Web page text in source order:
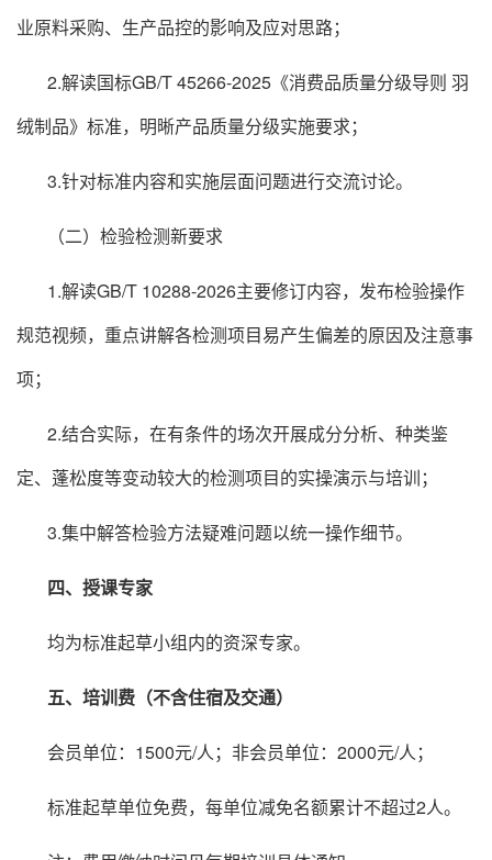
业原料采购、生产品控的影响及应对思路；
2.解读国标GB/T 45266-2025《消费品质量分级导则 羽
绒制品》标准，明晰产品质量分级实施要求；
3.针对标准内容和实施层面问题进行交流讨论。
（二）检验检测新要求
1.解读GB/T 10288-2026主要修订内容，发布检验操作
规范视频，重点讲解各检测项目易产生偏差的原因及注意事
项；
2.结合实际，在有条件的场次开展成分分析、种类鉴
定、蓬松度等变动较大的检测项目的实操演示与培训；
3.集中解答检验方法疑难问题以统一操作细节。
四、授课专家
均为标准起草小组内的资深专家。
五、培训费（不含住宿及交通）
会员单位：1500元/人；非会员单位：2000元/人；
标准起草单位免费，每单位减免名额累计不超过2人。